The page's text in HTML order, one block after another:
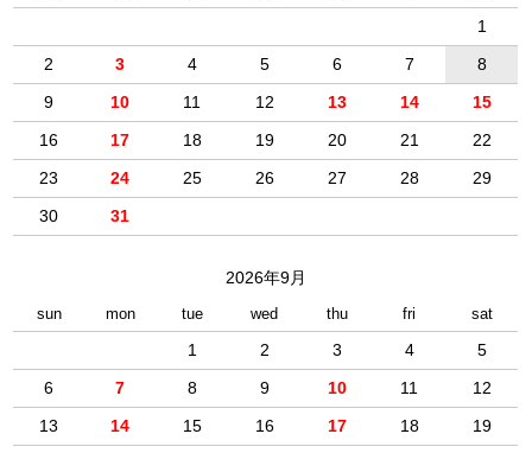
1
2
3 4 5 6 7
8
9
10 11 12 13 14
15
16
17 18 19 20 21
22
23
24 25 26 27 28
29
30
31
2026年9月
sun mon tue wed thu fri sat
1 2 3 4
5
6
7 8 9 10 11
12
13
14 15 16 17 18
19